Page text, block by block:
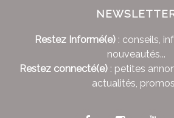
Restez Informé(e): conseils,
nouveautés...
Restez connecté(e): petites
actualités,